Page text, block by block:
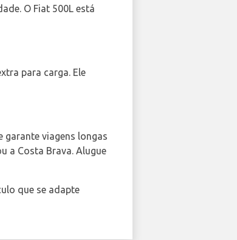
O Fiat 500L está
para carga. Ele
garante viagens longas
a Costa Brava. Alugue
que se adapte